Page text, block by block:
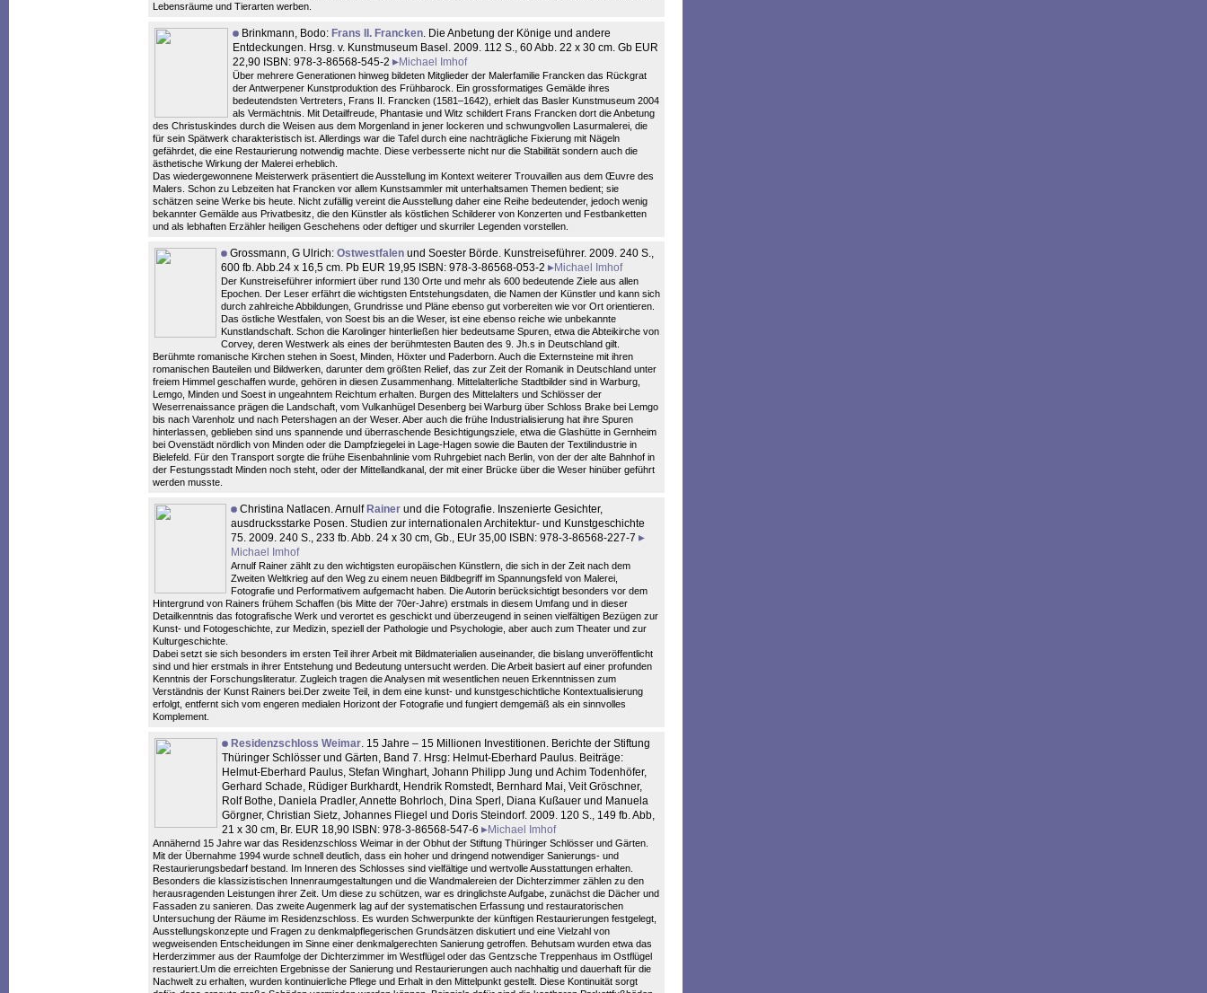
Lebensräume und Tierarten werben.
Brinkmann, Bodo: Frans II. Francken. Die Anbetung der Könige und andere
Entdeckungen. Hrsg. v. Kunstmuseum Basel. 2009. 112 S., 60 Abb. 22 x 30 cm. Gb EUR
22,90 ISBN: 978-3-86568-545-2
Michael Imhof
Über mehrere Generationen hinweg bildeten Mitglieder der Malerfamilie Francken das Rückgrat
der Antwerpener Kunstproduktion des Frühbarock. Ein grossformatiges Gemälde ihres
bedeutendsten Vertreters, Frans II. Francken (1581–1642), erhielt das Basler Kunstmuseum 2004
als Vermächtnis. Mit Detailfreude, Phantasie und Witz schildert Frans Francken dort die Anbetung
des Christuskindes durch die Weisen aus dem Morgenland in jener lockeren und schwungvollen Lasurmalerei, die
für sein Spätwerk charakteristisch ist. Allerdings war die Tafel durch eine nachträgliche Fixierung mit Nägeln
gefährdet, die eine Restaurierung notwendig machte. Diese verbesserte nicht nur die Stabilität sondern auch die
ästhetische Wirkung der Malerei erheblich.
Das wiedergewonnene Meisterwerk präsentiert die Ausstellung im Kontext weiterer Trouvaillen aus dem Œuvre des
Malers. Schon zu Lebzeiten hat Francken vor allem Kunstsammler mit unterhaltsamen Themen bedient; sie
schätzen seine Werke bis heute. Nicht zufällig vereint die Ausstellung daher eine Reihe bedeutender, jedoch wenig
bekannter Gemälde aus Privatbesitz, die den Künstler als köstlichen Schilderer von Konzerten und Festbanketten
und als lebhaften Erzähler heiligen Geschehens oder deftiger und skurriler Legenden vorstellen.
Grossmann, G Ulrich: Ostwestfalen und Soester Börde. Kunstreiseführer. 2009. 240 S.,
600 fb. Abb.24 x 16,5 cm. Pb EUR 19,95 ISBN: 978-3-86568-053-2
Michael Imhof
Der Kunstreiseführer informiert über rund 130 Orte und mehr als 600 bedeutende Ziele aus allen
Epochen. Der Leser erfährt die wichtigsten Entstehungsdaten, die Namen der Künstler und kann sich
durch zahlreiche Abbildungen, Grundrisse und Pläne ebenso gut vorbereiten wie vor Ort orientieren.
Das östliche Westfalen, von Soest bis an die Weser, ist eine ebenso reiche wie unbekannte
Kunstlandschaft. Schon die Karolinger hinterließen hier bedeutsame Spuren, etwa die Abteikirche von
Corvey, deren Westwerk als eines der berühmtesten Bauten des 9. Jh.s in Deutschland gilt.
Berühmte romanische Kirchen stehen in Soest, Minden, Höxter und Paderborn. Auch die Externsteine mit ihren
romanischen Bauteilen und Bildwerken, darunter dem größten Relief, das zur Zeit der Romanik in Deutschland unter
freiem Himmel geschaffen wurde, gehören in diesen Zusammenhang. Mittelalterliche Stadtbilder sind in Warburg,
Lemgo, Minden und Soest in ungeahntem Reichtum erhalten. Burgen des Mittelalters und Schlösser der
Weserrenaissance prägen die Landschaft, vom Vulkanhügel Desenberg bei Warburg über Schloss Brake bei Lemgo
bis nach Varenholz und nach Petershagen an der Weser. Aber auch die frühe Industrialisierung hat ihre Spuren
hinterlassen, geblieben sind uns spannende und überraschende Besichtigungsziele, etwa die Glashütte in Gernheim
bei Ovenstädt nördlich von Minden oder die Dampfziegelei in Lage-Hagen sowie die Bauten der Textilindustrie in
Bielefeld. Für den Transport sorgte die frühe Eisenbahnlinie vom Ruhrgebiet nach Berlin, von der der alte Bahnhof in
der Festungsstadt Minden noch steht, oder der Mittellandkanal, der mit einer Brücke über die Weser hinüber geführt
werden musste.
Christina Natlacen. Arnulf Rainer und die Fotografie. Inszenierte Gesichter,
ausdrucksstarke Posen. Studien zur internationalen Architektur- und Kunstgeschichte
75. 2009. 240 S., 233 fb. Abb. 24 x 30 cm, Gb., EUr 35,00 ISBN: 978-3-86568-227-7
Michael Imhof
Arnulf Rainer zählt zu den wichtigsten europäischen Künstlern, die sich in der Zeit nach dem
Zweiten Weltkrieg auf den Weg zu einem neuen Bildbegriff im Spannungsfeld von Malerei,
Fotografie und Performativem aufgemacht haben. Die Autorin berücksichtigt besonders vor dem
Hintergrund von Rainers frühem Schaffen (bis Mitte der 70er-Jahre) erstmals in diesem Umfang und in dieser
Detailkenntnis das fotografische Werk und verortet es geschickt und überzeugend in seinen vielfältigen Bezügen zur
Kunst- und Fotogeschichte, zur Medizin, speziell der Pathologie und Psychologie, aber auch zum Theater und zur
Kulturgeschichte.
Dabei setzt sie sich besonders im ersten Teil ihrer Arbeit mit Bildmaterialien auseinander, die bislang unveröffentlicht
sind und hier erstmals in ihrer Entstehung und Bedeutung untersucht werden. Die Arbeit basiert auf einer profunden
Kenntnis der Forschungsliteratur. Zugleich tragen die Analysen mit wesentlichen neuen Erkenntnissen zum
Verständnis der Kunst Rainers bei.Der zweite Teil, in dem eine kunst- und kunstgeschichtliche Kontextualisierung
erfolgt, entfernt sich vom engeren medialen Horizont der Fotografie und fungiert demgemäß als ein sinnvolles
Komplement.
Residenzschloss Weimar. 15 Jahre – 15 Millionen Investitionen. Berichte der Stiftung
Thüringer Schlösser und Gärten, Band 7. Hrsg: Helmut-Eberhard Paulus. Beiträge:
Helmut-Eberhard Paulus, Stefan Winghart, Johann Philipp Jung und Achim Todenhöfer,
Gerhard Schade, Rüdiger Burkhardt, Hendrik Romstedt, Bernhard Mai, Veit Gröschner,
Rolf Bothe, Daniela Pradler, Annette Bohrloch, Dina Sperl, Diana Kußauer und Manuela
Görgner, Christian Sietz, Johannes Fliegel und Doris Steindorf. 2009. 120 S., 149 fb. Abb,
21 x 30 cm, Br. EUR 18,90 ISBN: 978-3-86568-547-6
Michael Imhof
Annähernd 15 Jahre war das Residenzschloss Weimar in der Obhut der Stiftung Thüringer Schlösser und Gärten.
Mit der Übernahme 1994 wurde schnell deutlich, dass ein hoher und dringend notwendiger Sanierungs- und
Restaurierungsbedarf bestand. Im Inneren des Schlosses sind vielfältige und wertvolle Ausstattungen erhalten.
Besonders die klassizistischen Innenraumgestaltungen und die Wandmalereien der Dichterzimmer zählen zu den
herausragenden Leistungen ihrer Zeit. Um diese zu schützen, war es dringlichste Aufgabe, zunächst die Dächer und
Fassaden zu sanieren. Das zweite Augenmerk lag auf der systematischen Erfassung und restauratorischen
Untersuchung der Räume im Residenzschloss. Es wurden Schwerpunkte der künftigen Restaurierungen festgelegt,
Ausstellungskonzepte und Fragen zu denkmalpflegerischen Grundsätzen diskutiert und eine Vielzahl von
wegweisenden Entscheidungen im Sinne einer denkmalgerechten Sanierung getroffen. Behutsam wurden etwa das
Herderzimmer aus der Raumfolge der Dichterzimmer im Westflügel oder das Gentzsche Treppenhaus im Ostflügel
restauriert.Um die erreichten Ergebnisse der Sanierung und Restaurierungen auch nachhaltig und dauerhaft für die
Nachwelt zu erhalten, wurden kontinuierliche Pflege und Erhalt in den Mittelpunkt gestellt. Diese Kontinuität sorgt